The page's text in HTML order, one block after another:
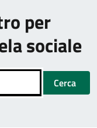
per
sociale
Cerca